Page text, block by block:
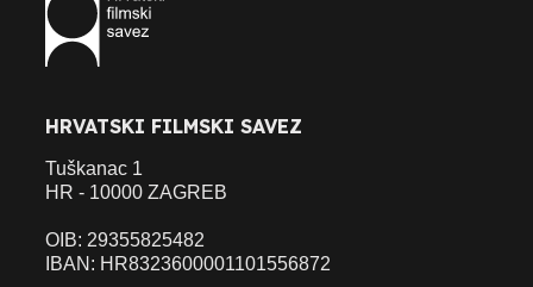
HRVATSKI FILMSKI SAVEZ
Tuškanac 1
HR - 10000 ZAGREB
OIB: 29355825482
IBAN: HR8323600001101556872